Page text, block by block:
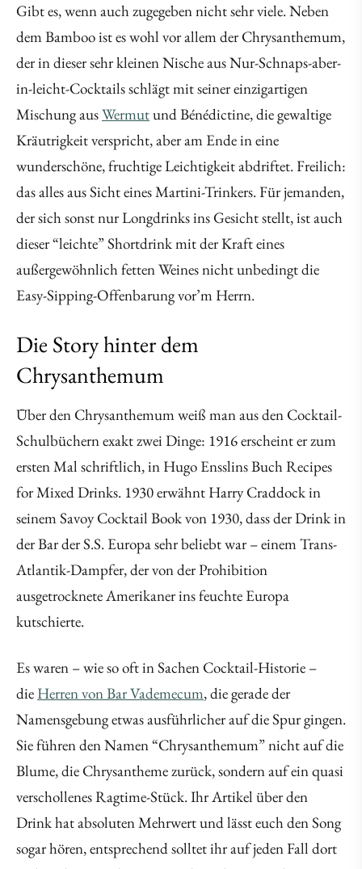
Gibt es, wenn auch zugegeben nicht sehr viele. Neben
dem Bamboo ist es wohl vor allem der Chrysanthemum,
der in dieser sehr kleinen Nische aus Nur-Schnaps-aber-
in-leicht-Cocktails schlägt mit seiner einzigartigen
Mischung ausWermutund Bénédictine, die gewaltige
Kräutrigkeit verspricht, aber am Ende in eine
wunderschöne, fruchtige Leichtigkeit abdriftet. Freilich:
das alles aus Sicht eines Martini-Trinkers. Für jemanden,
der sich sonst nur Longdrinks ins Gesicht stellt, ist auch
dieser “leichte” Shortdrink mit der Kraft eines
außergewöhnlich fetten Weines nicht unbedingt die
Easy-Sipping-Offenbarung vor’m Herrn.
Die Story hinter dem
Chrysanthemum
Über den Chrysanthemum weiß man aus den Cocktail-
Schulbüchern exakt zwei Dinge: 1916 erscheint er zum
ersten Mal schriftlich, in Hugo Ensslins Buch Recipes
for Mixed Drinks. 1930 erwähnt Harry Craddock in
seinem Savoy Cocktail Book von 1930, dass der Drink in
der Bar der S.S. Europa sehr beliebt war – einem Trans-
Atlantik-Dampfer, der von der Prohibition
ausgetrocknete Amerikaner ins feuchte Europa
kutschierte.
Es waren – wie so oft in Sachen Cocktail-Historie –
die Herren von Bar Vademecum, die gerade der
Namensgebung etwas ausführlicher auf die Spur gingen.
Sie führen den Namen “Chrysanthemum” nicht auf die
Blume, die Chrysantheme zurück, sondern auf ein quasi
verschollenes Ragtime-Stück. Ihr Artikel über den
Drink hat absoluten Mehrwert und lässt euch den Song
sogar hören, entsprechend solltet ihr auf jeden Fall dort